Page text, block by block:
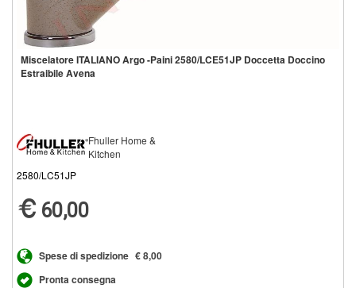
Miscelatore ITALIANO Argo -Paini 2580/LCE51JP Doccetta Doccino
Estraibile Avena
Fhuller Home &
Kitchen
2580/LC51JP
60,00
Spese di spedizione € 8,00
Pronta consegna